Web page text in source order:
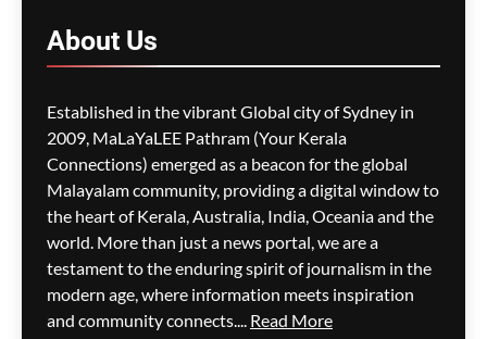
M5 മോട്ടോർവേയിൽ
മാലിന്യ ട്രക്കിന് തീപിടിച്ചു;
കിലോമീറ്ററുകളോളം
ഗതാഗതക്കുരുക്ക്, മലയാളി
യാത്രികരെയും ബാധിച്ചു
ഗീത ദാസ്‌ 8 hours ago
About Us
Established in the vibrant Global city of Sydney in
2009, MaLaYaLEE Pathram (Your Kerala
Connections) emerged as a beacon for the global
Malayalam community, providing a digital window to
the heart of Kerala, Australia, India, Oceania and the
world. More than just a news portal, we are a
testament to the enduring spirit of journalism in the
modern age, where information meets inspiration
and community connects.... Read More